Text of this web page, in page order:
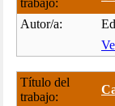
trabajo:
Autor/a:
Título del
trabajo: